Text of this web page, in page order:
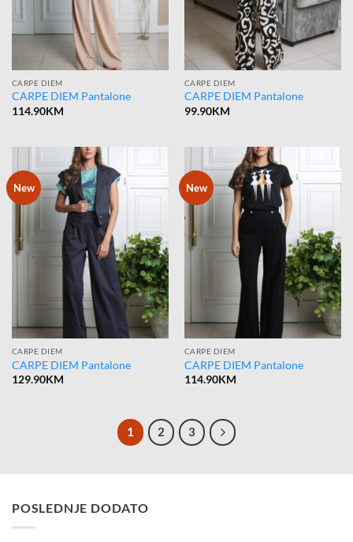
CARPE DIEM
CARPE DIEM Pantalone
114.90KM
CARPE DIEM
CARPE DIEM Pantalone
99.90KM
New
CARPE DIEM
CARPE DIEM Pantalone
129.90KM
New
CARPE DIEM
CARPE DIEM Pantalone
114.90KM
1 2 3
POSLEDNJE DODATO